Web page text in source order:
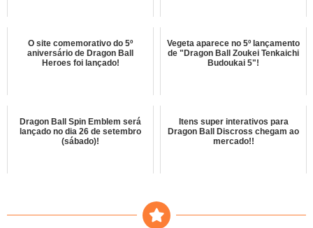
O site comemorativo do 5º
aniversário de Dragon Ball
Heroes foi lançado!
Vegeta aparece no 5º lançamento
de "Dragon Ball Zoukei Tenkaichi
Budoukai 5"!
Dragon Ball Spin Emblem será
lançado no dia 26 de setembro
(sábado)!
Itens super interativos para
Dragon Ball Discross chegam ao
mercado!!